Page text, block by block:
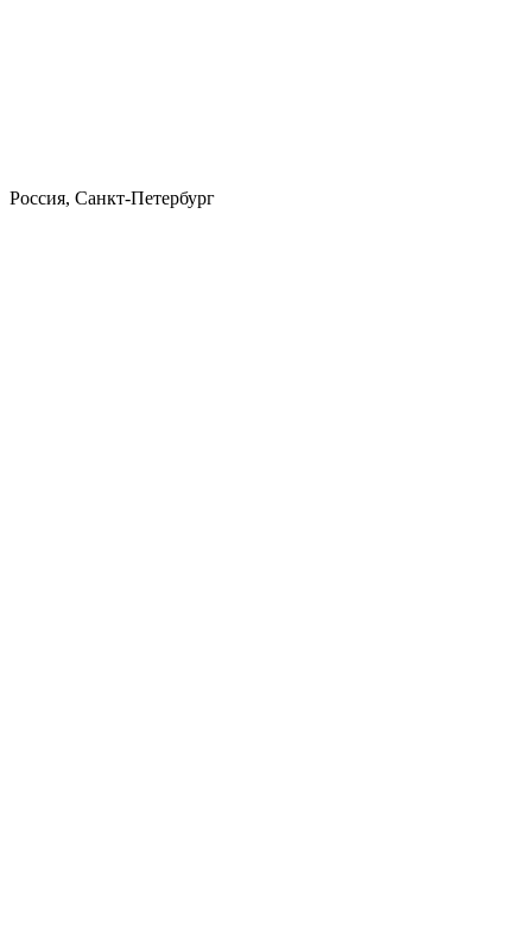
Россия, Санкт-Петербург